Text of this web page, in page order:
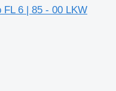
FL 6 | 85 - 00 LKW